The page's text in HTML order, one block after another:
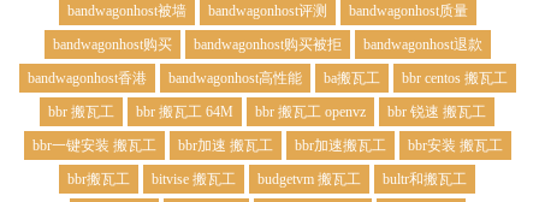
bandwagonhost被墙
bandwagonhost评测
bandwagonhost质量
bandwagonhost购买
bandwagonhost购买被拒
bandwagonhost退款
bandwagonhost香港
bandwagonhost高性能 ba搬瓦工
bbr centos 搬瓦工
bbr 搬瓦工
bbr 搬瓦工 64M bbr 搬瓦工 openvz
bbr 锐速 搬瓦工
bbr一键安装 搬瓦工
bbr加速 搬瓦工 bbr加速搬瓦工
bbr安装 搬瓦工
bbr搬瓦工
bitvise 搬瓦工 budgetvm 搬瓦工
bultr和搬瓦工